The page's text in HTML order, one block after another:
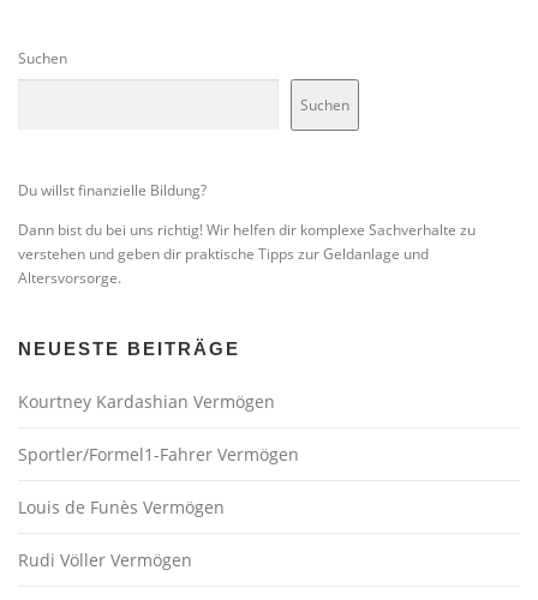
Suchen
Suchen
Du willst finanzielle Bildung?
Dann bist du bei uns richtig! Wir helfen dir komplexe Sachverhalte zu
verstehen und geben dir praktische Tipps zur Geldanlage und
Altersvorsorge.
NEUESTE BEITRÄGE
Kourtney Kardashian Vermögen
Sportler/Formel1-Fahrer Vermögen
Louis de Funès Vermögen
Rudi Völler Vermögen